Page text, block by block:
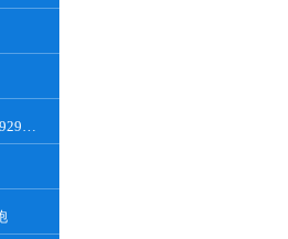
小鼠结缔组织L细胞株929克隆